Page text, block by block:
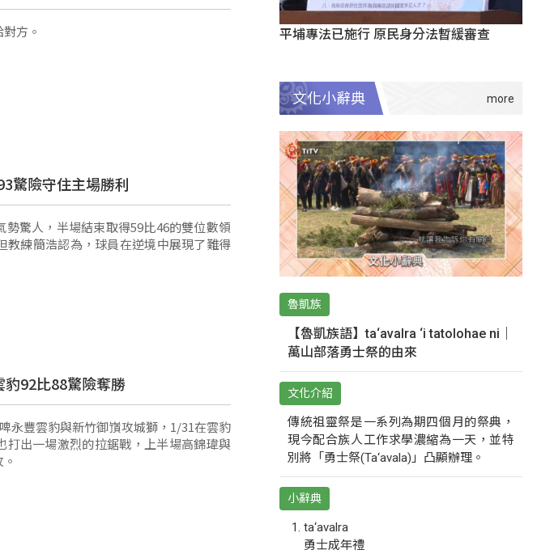
方。
驚險守住主場勝利
驚人，半場結束取得59比46的雙位數領
教練簡浩認為，球員在逆境中展現了難得
92比88驚險奪勝
永豐雲豹與新竹御嵿攻城獅，1/31在雲豹
出一場激烈的拉鋸戰，上半場高錦瑋與
平埔專法已施行 原民身分法暫緩審查
文化小辭典
魯凱族
【魯凱族語】ta‘avalra ‘i tatolohae ni｜
萬山部落勇士祭的由來
文化介紹
傳統祖靈祭是一系列為期四個月的祭典，
現今配合族人工作求學濃縮為一天，並特
別將「勇士祭(Ta‘avala)」凸顯辦理。
小辭典
ta‘avalra
勇士成年禮